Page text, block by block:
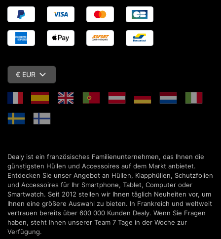
€ EUR
Dealy ist ein französisches Familienunternehmen, das Ihnen die
günstigsten Hüllen und Accessoires auf dem Markt anbietet.
Entdecken Sie unser Angebot an Hüllen, Klapphüllen, Schutzfolien
und Accessoires für Ihr Smartphone, Tablet, Computer oder
Smartwatch. Seit 2012 stellen wir Ihnen täglich Neuheiten vor, um
Ihnen eine größere Auswahl zu bieten. In Frankreich und weltweit
vertrauen bereits über 600 000 Kunden Dealy. Wenn Sie Fragen
haben, steht Ihnen unserer Team 7 Tage in der Woche zur
Verfügung.